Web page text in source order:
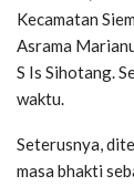
Kecamatan
Asrama
S Is Sihotang.
waktu.
Seterusnya,
masa bhakti